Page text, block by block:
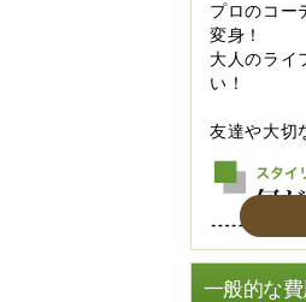
プロのコー
変身！
大人のライ
い！
友達や大切
一般的な